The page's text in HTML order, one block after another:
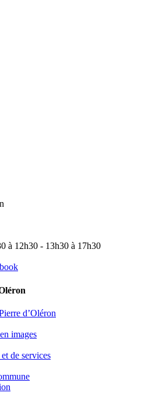
à 12h30 - 13h30 à 17h30
d’Oléron
images
de services